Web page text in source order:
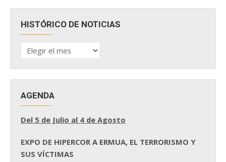
HISTÓRICO DE NOTICIAS
HISTÓRICO
DE
AGENDA
Del 5 de Julio al 4 de Agosto
EXPO DE HIPERCOR A ERMUA, EL TERRORISMO Y
SUS VÍCTIMAS